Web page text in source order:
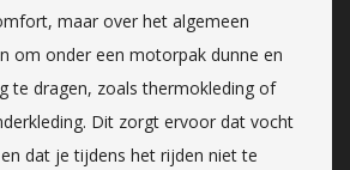
maar over het algemeen
om onder een motorpak dunne en
te dragen, zoals thermokleding of
Dit zorgt ervoor dat vocht
dat je tijdens het rijden niet te